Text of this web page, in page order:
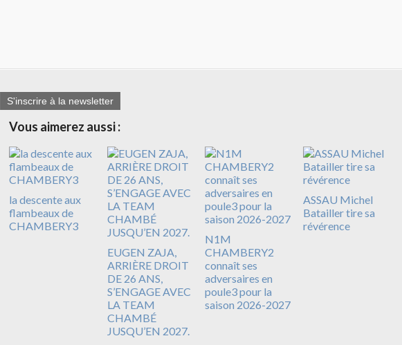
S'inscrire à la newsletter
Vous aimerez aussi :
la descente aux
flambeaux de
CHAMBERY3
EUGEN ZAJA,
ARRIÈRE DROIT
DE 26 ANS,
S’ENGAGE AVEC
LA TEAM
CHAMBÉ
JUSQU’EN 2027.
N1M
CHAMBERY2
connaît ses
adversaires en
poule3 pour la
saison 2026-2027
ASSAU Michel
Batailler tire sa
révérence